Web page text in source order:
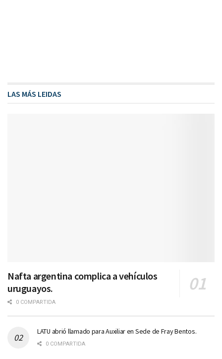
LAS MÁS LEIDAS
Nafta argentina complica a vehículos
uruguayos.
0 COMPARTIDA
LATU abrió llamado para Auxiliar en Sede de Fray Bentos.
0 COMPARTIDA